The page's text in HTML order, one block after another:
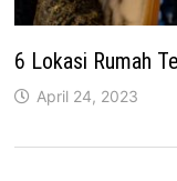
6 Lokasi Rumah
April 24, 2023